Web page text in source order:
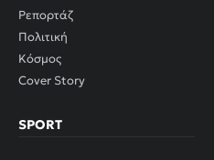
Ρεπορτάζ
Πολιτική
Κόσμος
Cover Story
SPORT